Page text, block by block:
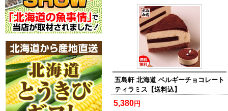
五島軒 北海道 ベルギーチョコレート
ティラミス【送料込】
5,380円